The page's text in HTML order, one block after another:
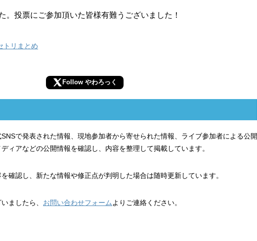
。投票にご参加頂いた皆様有難うございました！
トリまとめ
Follow やわろっく
で発表された情報、現地参加者から寄せられた情報、ライブ参加者による公開
ィアなどの公開情報を確認し、内容を整理して掲載しています。
確認し、新たな情報や修正点が判明した場合は随時更新しています。
ましたら、 お問い合わせフォームよりご連絡ください。